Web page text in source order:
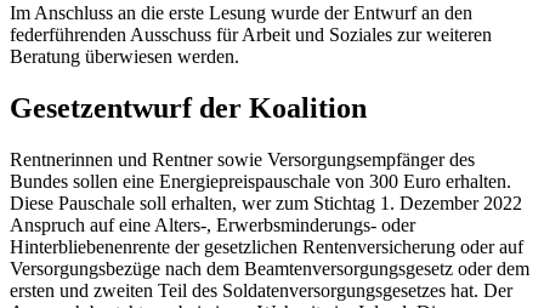
Im Anschluss an die erste Lesung wurde der Entwurf an den
federführenden Ausschuss für Arbeit und Soziales zur weiteren
Beratung überwiesen werden.
Gesetzentwurf der Koalition
Rentnerinnen und Rentner sowie Versorgungsempfänger des
Bundes sollen eine Energiepreispauschale von 300 Euro erhalten.
Diese Pauschale soll erhalten, wer zum Stichtag 1. Dezember 2022
Anspruch auf eine Alters-, Erwerbsminderungs- oder
Hinterbliebenenrente der gesetzlichen Rentenversicherung oder auf
Versorgungsbezüge nach dem Beamtenversorgungsgesetz oder dem
ersten und zweiten Teil des Soldatenversorgungsgesetzes hat. Der